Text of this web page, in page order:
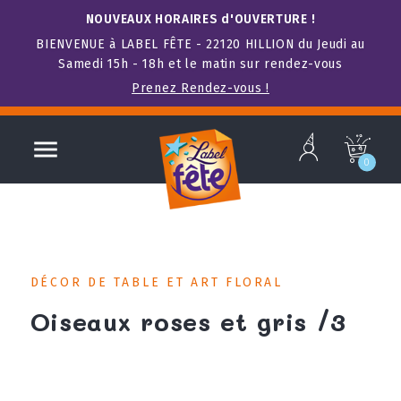
NOUVEAUX HORAIRES d'OUVERTURE !
BIENVENUE à LABEL FÊTE - 22120 HILLION du Jeudi au
Samedi 15h - 18h et le matin sur rendez-vous
Prenez Rendez-vous !
 b c
0
DÉCOR DE TABLE ET ART FLORAL
Oiseaux roses et gris /3